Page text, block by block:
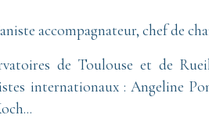
accompagnateur, chef de
de Toulouse et de
internationaux : Angeline